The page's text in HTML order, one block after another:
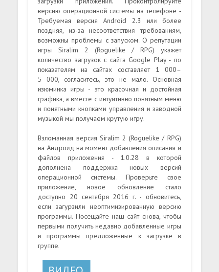
версию операционной системы на телефоне -
Требуемая версия Android 2.3 или более
поздняя, из-за несоответствия требованиям,
возможны проблемы с запуском. О репутации
игры Siralim 2 (Roguelike / RPG) укажет
количество загрузок с сайта Google Play - по
показателям на сайтах составляет 1 000–
5 000, согласитесь, это не мало. Основная
изюминка игры - это красочная и достойная
графика, а вместе с интуитивно понятным меню
и понятными кнопками управления и заводной
музыкой мы получаем крутую игру.
Взломанная версия Siralim 2 (Roguelike / RPG)
на Андроид на момент добавления описания и
файлов приложения - 1.0.28 в которой
дополнена поддержка новых версий
операционной системы. Проверьте свое
приложение, новое обновление стало
доступно 20 сентября 2016 г. - обновитесь,
если загурзили неоптимизированную версию
программы. Посещайте наш сайт снова, чтобы
первыми получить недавно добавленные игры
и программы предложенные к загрузке в
группе.